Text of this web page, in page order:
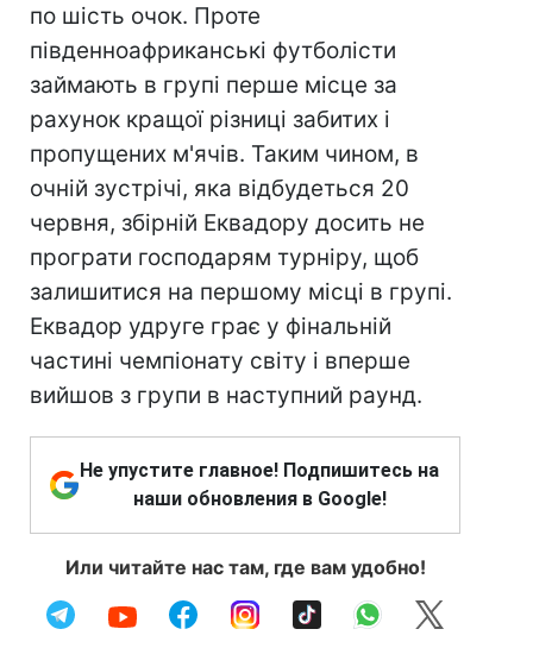
по шість очок. Проте
південноафриканські футболісти
займають в групі перше місце за
рахунок кращої різниці забитих і
пропущених м'ячів. Таким чином, в
очній зустрічі, яка відбудеться 20
червня, збірній Еквадору досить не
програти господарям турніру, щоб
залишитися на першому місці в групі.
Еквадор удруге грає у фінальній
частині чемпіонату світу і вперше
вийшов з групи в наступний раунд.
Не упустите главное! Подпишитесь на
наши обновления в Google!
Или читайте нас там, где вам удобно!